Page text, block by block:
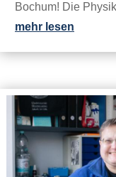
Bochum! Die
mehr lesen